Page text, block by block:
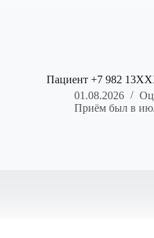
Пациент +7 982
01.08.2026
Приём был в